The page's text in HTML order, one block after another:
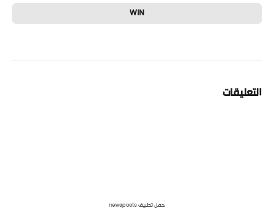
WIN
التعليقات
حمل تطبيق newspoots